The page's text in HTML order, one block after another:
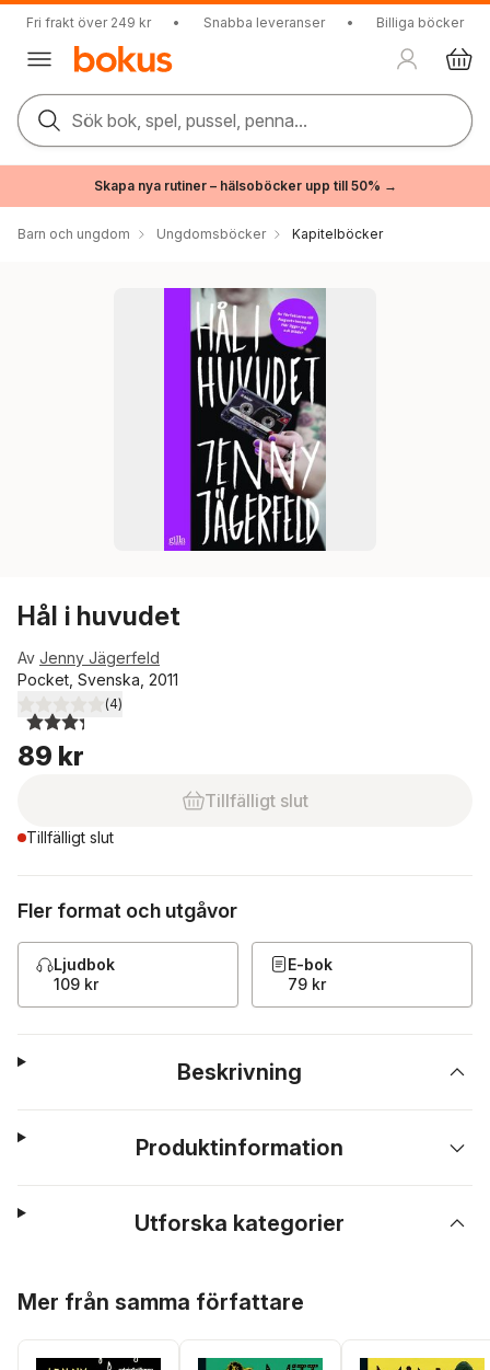
Fri frakt över 249 kr • Snabba leveranser • Billiga böcker
Sök bok, spel, pussel, penna...
Skapa nya rutiner – hälsoböcker upp till 50% →
Barn och ungdom Ungdomsböcker Kapitelböcker
Hål i huvudet
Av Jenny Jägerfeld
Pocket, Svenska, 2011
3,3utav 5 stjärnor. Totalt antal röster:
(4)
89 kr
Tillfälligt slut
Tillfälligt slut
Fler format och utgåvor
Ljudbok
109 kr
E-bok
79 kr
Beskrivning
Produktinformation
Utforska kategorier
Mer från samma författare